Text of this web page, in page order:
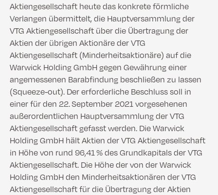
Aktiengesellschaft heute das konkrete förmliche
Verlangen übermittelt, die Hauptversammlung der
VTG Aktiengesellschaft über die Übertragung der
Aktien der übrigen Aktionäre der VTG
Aktiengesellschaft (Minderheitsaktionäre) auf die
Warwick Holding GmbH gegen Gewährung einer
angemessenen Barabfindung beschließen zu lassen
(Squeeze-out). Der erforderliche Beschluss soll in
einer für den 22. September 2021 vorgesehenen
außerordentlichen Hauptversammlung der VTG
Aktiengesellschaft gefasst werden. Die Warwick
Holding GmbH hält Aktien der VTG Aktiengesellschaft
in Höhe von rund 96,41 % des Grundkapitals der VTG
Aktiengesellschaft. Die Höhe der von der Warwick
Holding GmbH den Minderheitsaktionären der VTG
Aktiengesellschaft für die Übertragung der Aktien